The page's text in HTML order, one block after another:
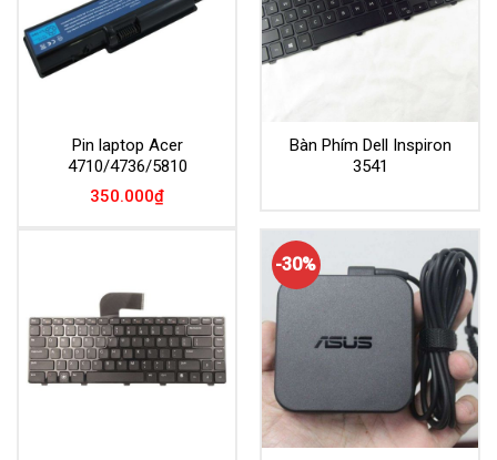
Pin laptop Acer
4710/4736/5810
350.000₫
Bàn Phím Dell Inspiron
3541
-30%